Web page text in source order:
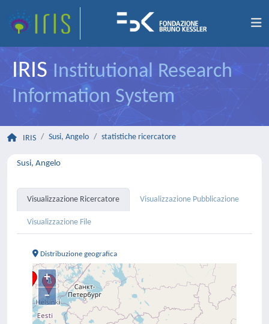
IRIS Institutional Research
Information System
IRIS Susi, Angelo statistiche ricercatore
Susi, Angelo
Visualizzazione Ricercatore Visualizzazione Pubblicazione
Visualizzazione File
Distribuzione geografica
+
–